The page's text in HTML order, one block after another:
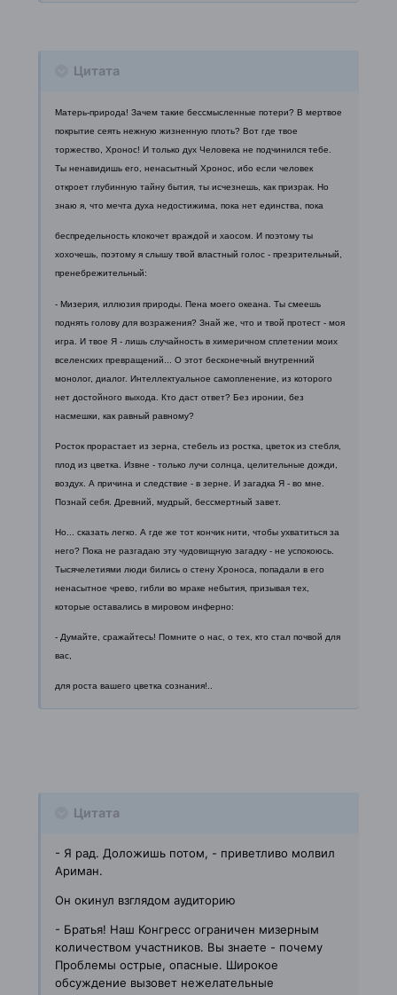
Цитата
Матерь-природа! Зачем такие бессмысленные потери? В мертвое
покрытие сеять нежную жизненную плоть? Вот где твое
торжество, Хронос! И только дух Человека не подчинился тебе.
Ты ненавидишь его, ненасытный Хронос, ибо если человек
откроет глубинную тайну бытия, ты исчезнешь, как призрак. Но
знаю я, что мечта духа недостижима, пока нет единства, пока
беспредельность клокочет враждой и хаосом. И поэтому ты
хохочешь, поэтому я слышу твой властный голос - презрительный,
пренебрежительный:
- Мизерия, иллюзия природы. Пена моего океана. Ты смеешь
поднять голову для возражения? Знай же, что и твой протест - моя
игра. И твое Я - лишь случайность в химеричном сплетении моих
вселенских превращений... О этот бесконечный внутренний
монолог, диалог. Интеллектуальное самопленение, из которого
нет достойного выхода. Кто даст ответ? Без иронии, без
насмешки, как равный равному?
Росток прорастает из зерна, стебель из ростка, цветок из стебля,
плод из цветка. Извне - только лучи солнца, целительные дожди,
воздух. А причина и следствие - в зерне. И загадка Я - во мне.
Познай себя. Древний, мудрый, бессмертный завет.
Но... сказать легко. А где же тот кончик нити, чтобы ухватиться за
него? Пока не разгадаю эту чудовищную загадку - не успокоюсь.
Тысячелетиями люди бились о стену Хроноса, попадали в его
ненасытное чрево, гибли во мраке небытия, призывая тех,
которые оставались в мировом инферно:
- Думайте, сражайтесь! Помните о нас, о тех, кто стал почвой для
вас,
для роста вашего цветка сознания!..
Цитата
- Я рад. Доложишь потом, - приветливо молвил
Ариман.
Он окинул взглядом аудиторию
- Братья! Наш Конгресс ограничен мизерным
количеством участников. Вы знаете - почему
Проблемы острые, опасные. Широкое
обсуждение вызовет нежелательные